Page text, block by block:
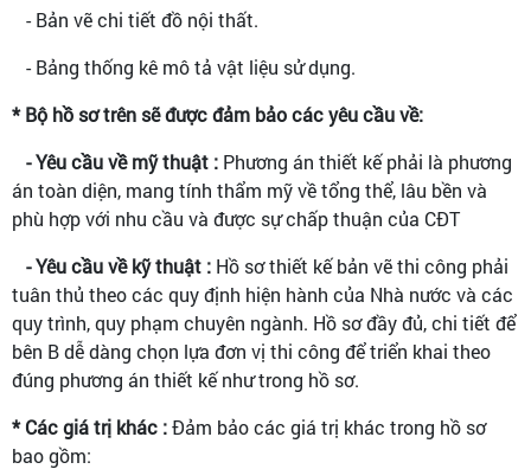
- Bản vẽ chi tiết đồ nội thất.
- Bảng thống kê mô tả vật liệu sử dụng.
* Bộ hồ sơ trên sẽ được đảm bảo các yêu cầu về:
- Yêu cầu về mỹ thuật : Phương án thiết kế phải là phương
án toàn diện, mang tính thẩm mỹ về tổng thể, lâu bền và
phù hợp với nhu cầu và được sự chấp thuận của CĐT
- Yêu cầu về kỹ thuật : Hồ sơ thiết kế bản vẽ thi công phải
tuân thủ theo các quy định hiện hành của Nhà nước và các
quy trình, quy phạm chuyên ngành. Hồ sơ đầy đủ, chi tiết để
bên B dễ dàng chọn lựa đơn vị thi công để triển khai theo
đúng phương án thiết kế như trong hồ sơ.
* Các giá trị khác :Đảm bảo các giá trị khác trong hồ sơ
bao gồm: